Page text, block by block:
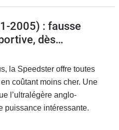
2005) : fausse
dès
la Speedster offre toutes
coûtant moins cher. Une
l’ultralégère anglo-
puissance intéressante.